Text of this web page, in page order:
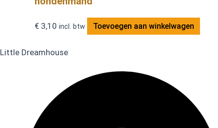
€ 3,10 incl. btw Toevoegen aan winkelwagen
Little Dreamhouse